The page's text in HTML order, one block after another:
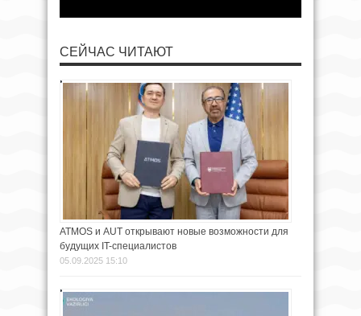
СЕЙЧАС ЧИТАЮТ
ATMOS и AUT открывают новые возможности для
будущих IT-специалистов
05.09.2025 15:10